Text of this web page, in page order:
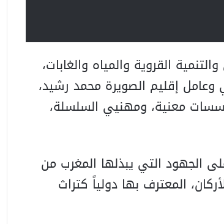
القروية والمياه والغابات،
إقليم الصويرة محمد رشيد،
معنية، ومهنيي السلسلة،
الجهود التي يبذلها المغرب من
المعترف بها دولياً كتراث